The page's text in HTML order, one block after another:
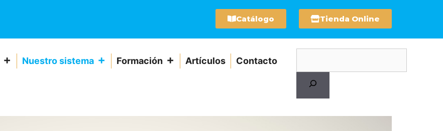
Tienda Online
Catálogo
Nuestro sistema Formación Artículos Contacto